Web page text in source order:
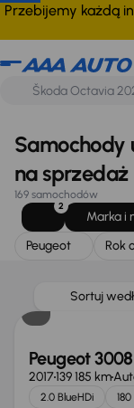
Przebijemy każdą
Peugeot Rok od
Samochody
na sprzedaż
169 samochodów
2
Marka i
Peugeot
Rok
Sortuj
Peugeot 3008
2017139 185 km
2.0 BlueHDi